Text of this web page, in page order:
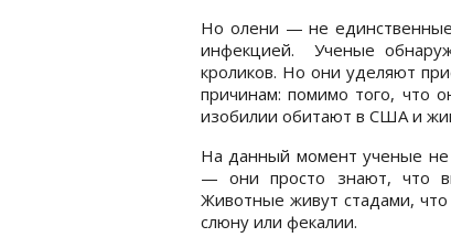
Но олени — не единственные
инфекцией. Ученые
кроликов. Но они уделяют
причинам: помимо того, что
изобилии обитают в США и
На данный момент ученые не
— они просто знают, что
Животные живут стадами, что
слюну или фекалии.